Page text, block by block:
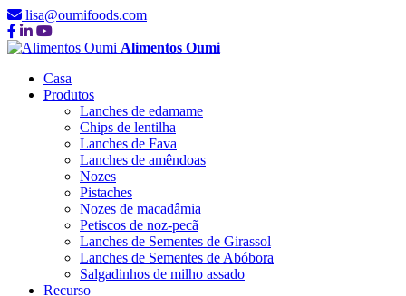
lisa@oumifoods.com
Alimentos Oumi
Casa
Produtos
Lanches de edamame
Chips de lentilha
Lanches de Fava
Lanches de amêndoas
Nozes
Pistaches
Nozes de macadâmia
Petiscos de noz-pecã
Lanches de Sementes de Girassol
Lanches de Sementes de Abóbora
Salgadinhos de milho assado
Recurso